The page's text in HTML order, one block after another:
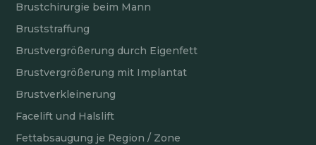
Brustchirurgie beim Mann
Bruststraffung
Brustvergrößerung durch Eigenfett
Brustvergrößerung mit Implantat
Brustverkleinerung
Facelift und Halslift
Fettabsaugung je Region / Zone